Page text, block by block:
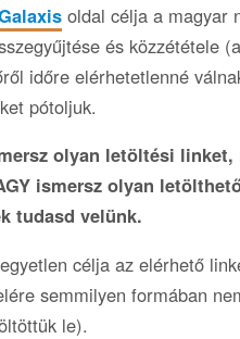
oldal célja a magyar
és közzététele
időre elérhetetlenné
pótoljuk.
olyan letöltési
ismersz olyan
tudasd velünk.
célja az elérhető
semmilyen formában
le).